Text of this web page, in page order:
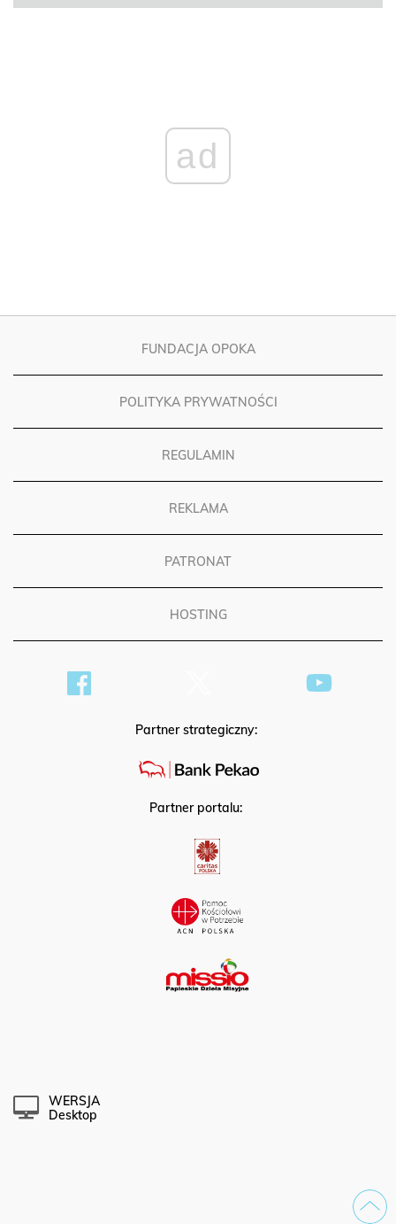
ad
FUNDACJA OPOKA
POLITYKA PRYWATNOŚCI
REGULAMIN
REKLAMA
PATRONAT
HOSTING
Partner strategiczny:
Partner portalu:
WERSJA
Desktop